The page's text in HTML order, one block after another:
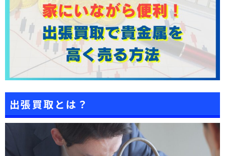
出張買取とは？